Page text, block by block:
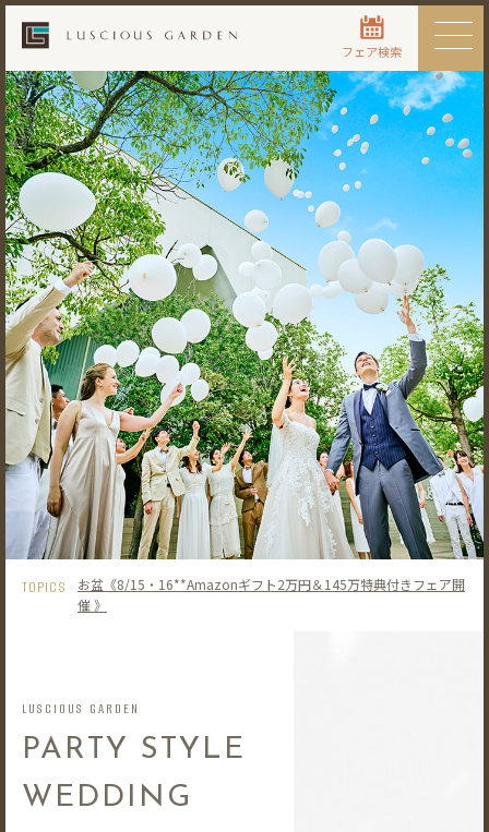
フェア検索
TOPICS
お盆《8/15・16**Amazonギフト2万円＆145万特典付きフェア開
催 》
LUSCIOUS GARDEN
PARTY STYLE
WEDDING